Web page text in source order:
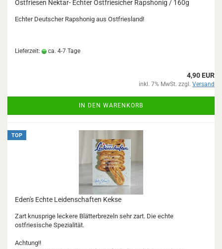
Ostfriesen Nektar- Echter Ostfriesicher Rapshonig / 160g
Echter Deutscher Rapshonig aus Ostfriesland!
Lieferzeit: ca. 4-7 Tage
4,90 EUR
inkl. 7% MwSt. zzgl. Versand
IN DEN WARENKORB
TOP
Eden's Echte Leidenschaften Kekse
Zart knusprige leckere Blätterbrezeln sehr zart. Die echte
ostfriesische Spezialität.
Achtung!!